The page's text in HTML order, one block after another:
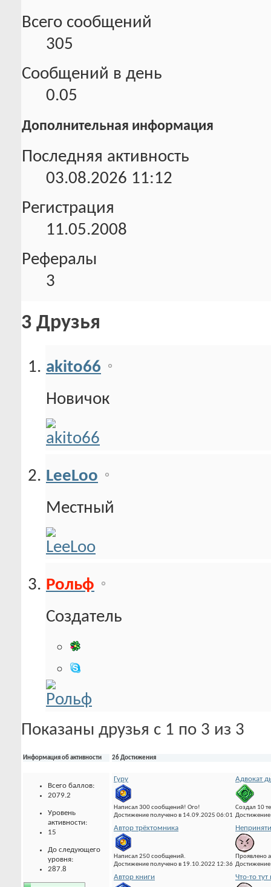
Всего сообщений
305
Сообщений в день
0.05
Дополнительная информация
Последняя активность
03.08.2026 11:12
Регистрация
11.05.2008
Рефералы
3
3 Друзья
akito66
Новичок
LeeLoo
Местный
Рольф
Создатель
Показаны друзья с 1 по 3 из 3
Информация об активности
Всего баллов:
2079.2
Уровень
активности:
15
До следующего
уровня:
287.8
26 Достижения
Гуру
Написал 300 сообщений! Ого!
Достижение получено в 14.09.2025 06:01
Адвокат
Создал 10
Автор трёхтомника
Написал 250 сообщений.
Достижение получено в 19.10.2022 12:36
Проявлено
Автор книги Что-то тут